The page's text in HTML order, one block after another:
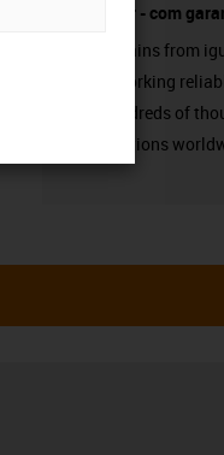
fornecedor - com
Energy chains from
already working
many hundreds of
of applications